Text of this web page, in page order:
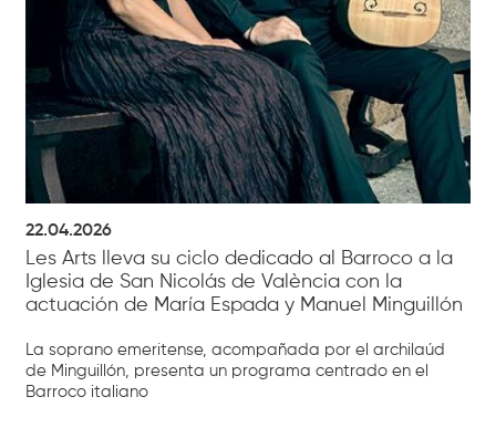
22.04.2026
Les Arts lleva su ciclo dedicado al Barroco a la
Iglesia de San Nicolás de València con la
actuación de María Espada y Manuel Minguillón
La soprano emeritense, acompañada por el archilaúd
de Minguillón, presenta un programa centrado en el
Barroco italiano